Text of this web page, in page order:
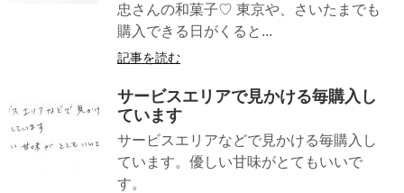
忠さんの和菓子♡ 東京や、さいたまでも
購入できる日がくると...
記事を読む
サービスエリアで見かける毎購入し
ています
サービスエリアなどで見かける毎購入し
ています。優しい甘味がとてもいいで
す。